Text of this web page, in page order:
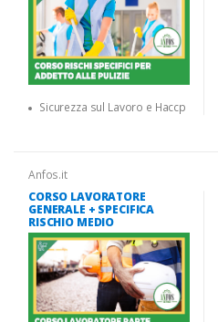
Sicurezza sul Lavoro e Haccp
Anfos.it
CORSO LAVORATORE
GENERALE + SPECIFICA
RISCHIO MEDIO